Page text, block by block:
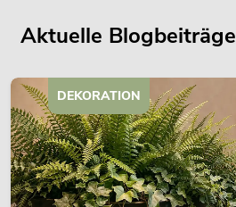
Aktuelle Blogbeiträge
DEKORATION